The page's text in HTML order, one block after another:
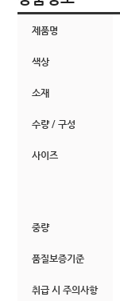
제품명
색상
소재
수량 / 구성
사이즈
중량
품질보증기준
취급 시 주의사항